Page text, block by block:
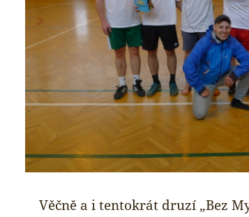
Věčně a i tentokrát druzí „Bez